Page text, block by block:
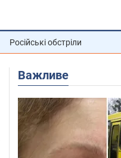
Російські обстріли
Важливе